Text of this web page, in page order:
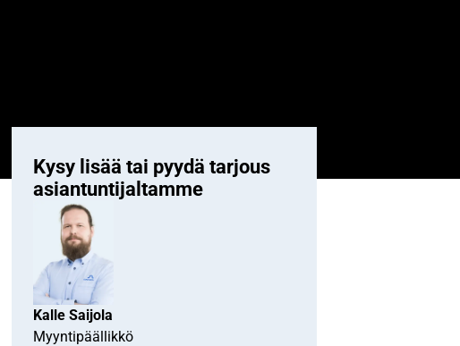
Kysy lisää tai pyydä tarjous
asiantuntijaltamme
Kalle Saijola
Myyntipäällikkö